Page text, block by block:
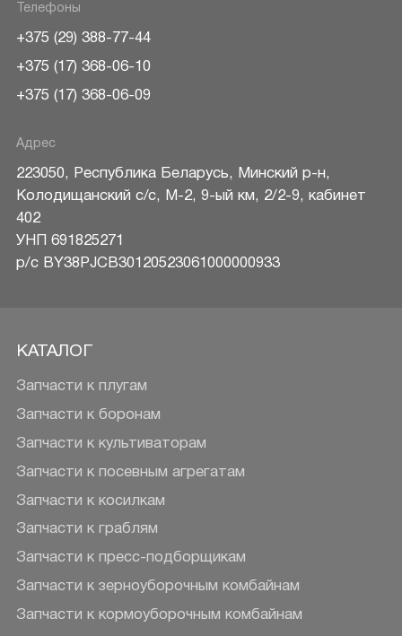
Телефоны
+375 (29) 388-77-44
+375 (17) 368-06-10
+375 (17) 368-06-09
Адрес
223050, Республика Беларусь, Минский р-н,
Колодищанский с/с, М-2, 9-ый км, 2/2-9, кабинет
402
УНП 691825271
р/c BY38PJCB30120523061000000933
КАТАЛОГ
Запчасти к плугам
Запчасти к боронам
Запчасти к культиваторам
Запчасти к посевным агрегатам
Запчасти к косилкам
Запчасти к граблям
Запчасти к пресс-подборщикам
Запчасти к зерноуборочным комбайнам
Запчасти к кормоуборочным комбайнам